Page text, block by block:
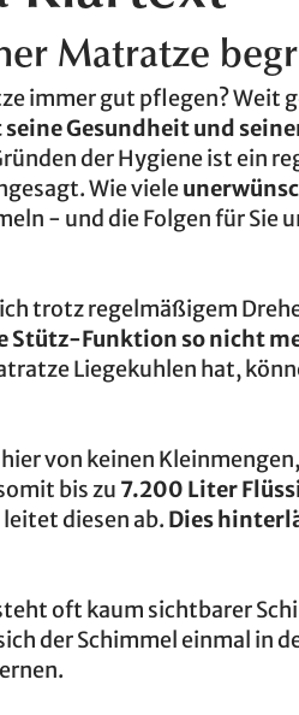
Matratze
immer gut pflegen? Weit
Gesundheit und
der Hygiene ist ein
Wie viele
- und die Folgen für Sie
trotz regelmäßigem
Stütz-Funktion so nicht
Liegekuhlen hat,
von keinen
bis zu 7.200 Liter
diesen ab. Dies
oft kaum sichtbarer
der Schimmel einmal in